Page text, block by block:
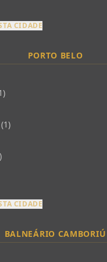
CIDADE
PORTO BELO
(1)
CIDADE
BALNEÁRIO CAMBORIÚ